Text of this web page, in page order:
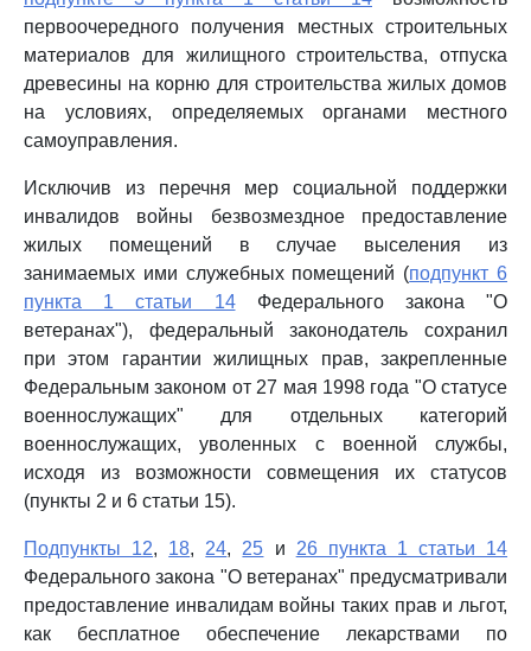
первоочередного получения местных строительных
материалов для жилищного строительства, отпуска
древесины на корню для строительства жилых домов
на условиях, определяемых органами местного
самоуправления.
Исключив из перечня мер социальной поддержки
инвалидов войны безвозмездное предоставление
жилых помещений в случае выселения из
занимаемых ими служебных помещений (подпункт 6
пункта 1 статьи 14Федерального закона "О
ветеранах"), федеральный законодатель сохранил
при этом гарантии жилищных прав, закрепленные
Федеральным законом от 27 мая 1998 года "О статусе
военнослужащих" для отдельных категорий
военнослужащих, уволенных с военной службы,
исходя из возможности совмещения их статусов
(пункты 2 и 6 статьи 15).
Подпункты 12, 18, 24, 25 и 26 пункта 1 статьи 14
Федерального закона "О ветеранах" предусматривали
предоставление инвалидам войны таких прав и льгот,
как бесплатное обеспечение лекарствами по